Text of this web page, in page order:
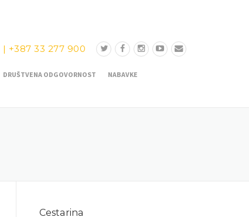
| +387 33 277 900
DRUŠTVENA ODGOVORNOST NABAVKE
Cestarina